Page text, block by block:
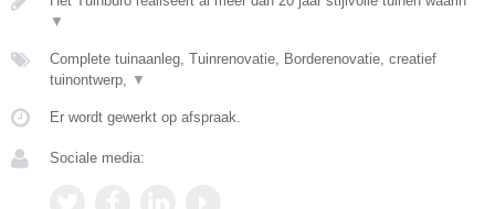
▼
Complete tuinaanleg, Tuinrenovatie, Borderenovatie, creatief
tuinontwerp,
▼
Er wordt gewerkt op afspraak.
Sociale media: